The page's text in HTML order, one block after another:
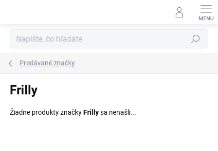
Hľadať
Predávané značky
Frilly
Žiadne produkty značkyFrillysa nenašli...